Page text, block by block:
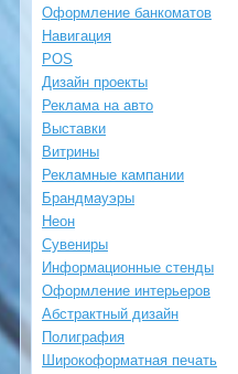
Оформление банкоматов
Навигация
POS
Дизайн проекты
Реклама на авто
Выставки
Витрины
Рекламные кампании
Брандмауэры
Неон
Сувениры
Информационные стенды
Оформление интерьеров
Абстрактный дизайн
Полиграфия
Широкоформатная печать